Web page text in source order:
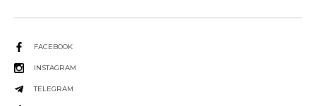
FACEBOOK
INSTAGRAM
TELEGRAM